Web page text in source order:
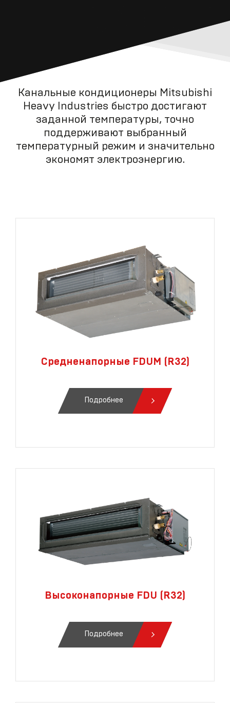
Канальные кондиционеры Mitsubishi
Heavy Industries быстро достигают
заданной температуры, точно
поддерживают выбранный
температурный режим и значительно
экономят электроэнергию.
Средненапорные FDUM (R32)
Подробнее
Высоконапорные FDU (R32)
Подробнее